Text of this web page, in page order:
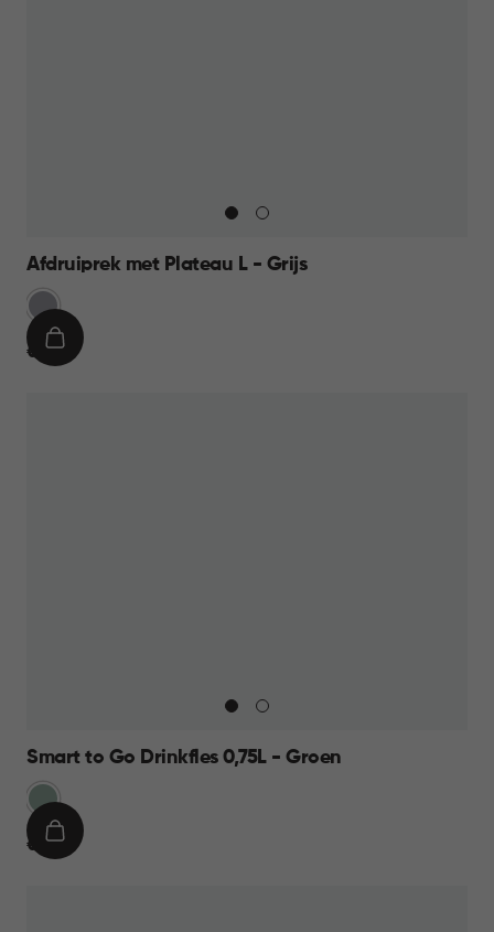
Afdruiprek met Plateau L - Grijs
Licht
Grijs
€
€ 17,95
IN
Smart to Go Drinkfles 0,75L - Groen
Groen
€
€ 9,95
IN